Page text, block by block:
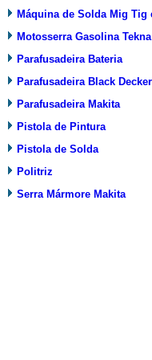
Máquina de Solda Mig Tig
Motosserra Gasolina Tekna
Parafusadeira Bateria
Parafusadeira Black Decker
Parafusadeira Makita
Pistola de Pintura
Pistola de Solda
Politriz
Serra Mármore Makita